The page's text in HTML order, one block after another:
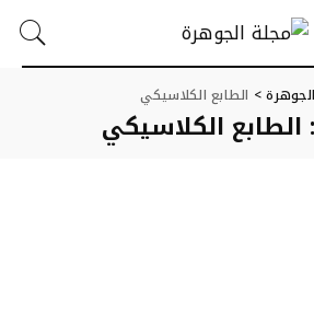
> الطابع الكلاسيكي
الطابع الكلاسيكي